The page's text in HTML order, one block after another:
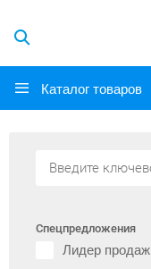
Каталог товаров
Спецпредложения
Лидер продаж